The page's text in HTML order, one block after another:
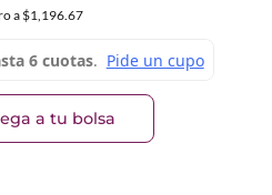
a $1,196.67
a tu bolsa